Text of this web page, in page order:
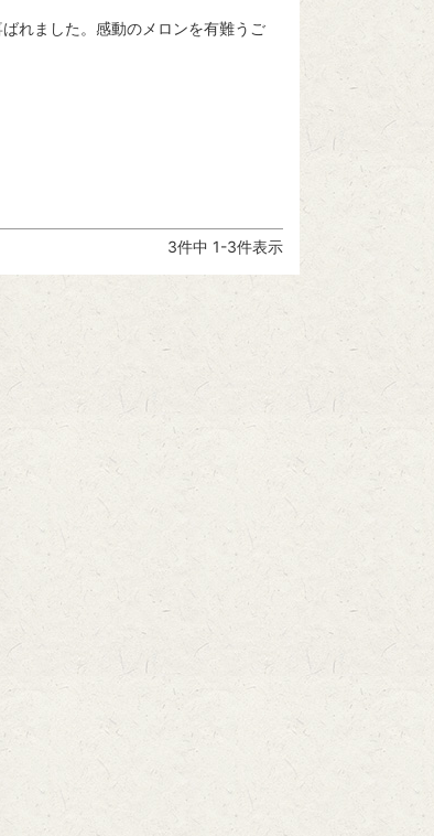
れました。感動のメロンを有難うご
3件中 1-3件表示